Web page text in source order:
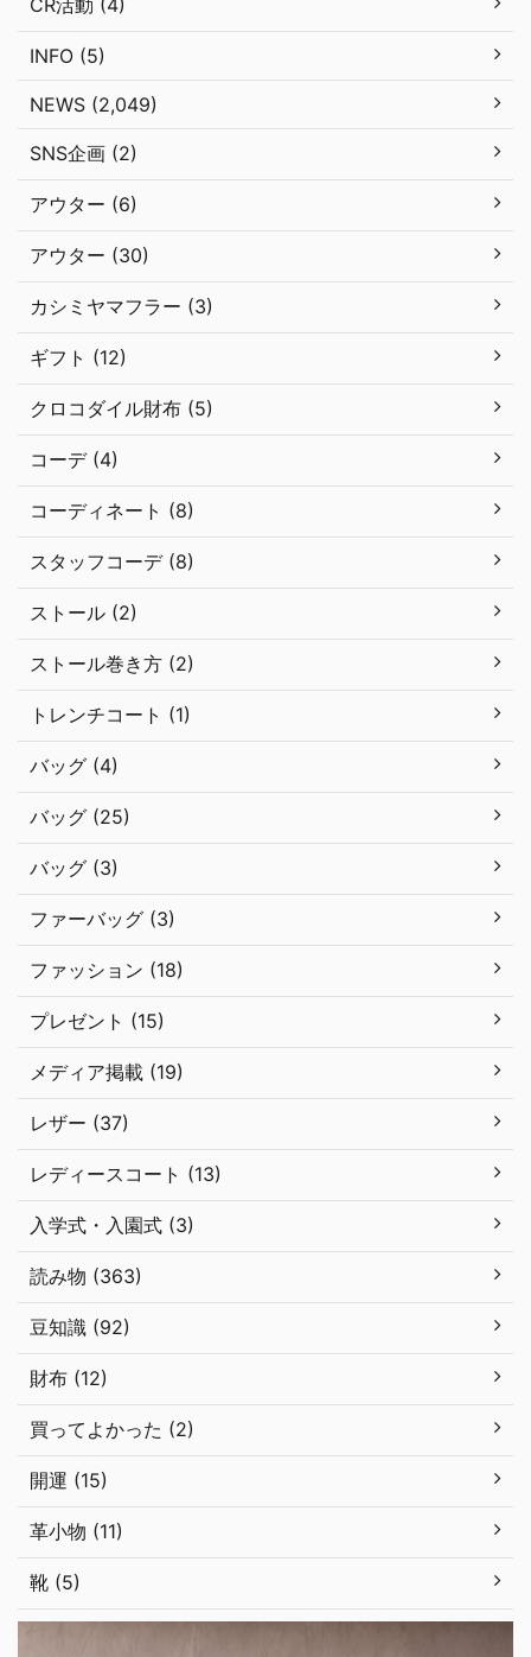
CR活動 (4)
INFO (5)
NEWS (2,049)
SNS企画 (2)
アウター (6)
アウター (30)
カシミヤマフラー (3)
ギフト (12)
クロコダイル財布 (5)
コーデ (4)
コーディネート (8)
スタッフコーデ (8)
ストール (2)
ストール巻き方 (2)
トレンチコート (1)
バッグ (4)
バッグ (25)
バッグ (3)
ファーバッグ (3)
ファッション (18)
プレゼント (15)
メディア掲載 (19)
レザー (37)
レディースコート (13)
入学式・入園式 (3)
読み物 (363)
豆知識 (92)
財布 (12)
買ってよかった (2)
開運 (15)
革小物 (11)
靴 (5)